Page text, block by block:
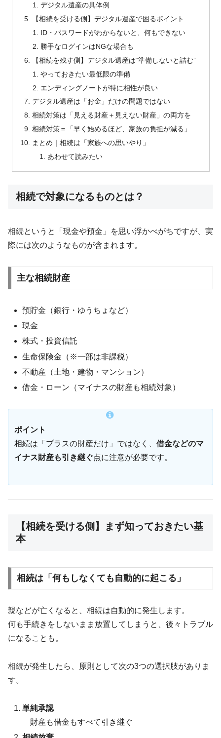
デジタル遺産の具体例
【相続を受ける側】デジタル遺産で困るポイント
ID・パスワードがわからないと、何もできない
勝手なログインはNGな場合も
【相続を残す側】デジタル遺産は“準備しないと詰む”
やっておきたい最低限の準備
エンディングノートが特に相性が良い
デジタル遺産は「お金」だけの問題ではない
相続対策は「見える財産＋見えない財産」の両方を
相続対策＝「早く始めるほど、家族の負担が減る」
まとめ｜相続は「家族への思いやり」
あわせて読みたい
相続で対象になるものとは？
相続というと「現金や預金」を思い浮かべがちですが、実
際には次のようなものが含まれます。
主な相続財産
預貯金（銀行・ゆうちょなど）
現金
株式・投資信託
生命保険金（※一部は非課税）
不動産（土地・建物・マンション）
借金・ローン（マイナスの財産も相続対象）
ポイント
相続は「プラスの財産だけ」ではなく、 借金などのマ
イナス財産も引き継ぐ点に注意が必要です。
【相続を受ける側】まず知っておきたい基
本
相続は「何もしなくても自動的に起こる」
親などが亡くなると、相続は自動的に発生します。
何も手続きをしないまま放置してしまうと、後々トラブル
になることも。
相続が発生したら、原則として次の3つの選択肢がありま
す。
単純承認
財産も借金もすべて引き継ぐ